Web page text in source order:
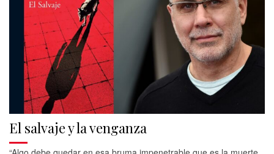
El salvaje y la venganza